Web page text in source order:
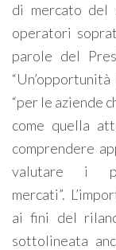
di mercato
operatori
parole del
“per le aziende
come quella
comprendere
valutare i
mercati”.
ai fini del
sottolineata